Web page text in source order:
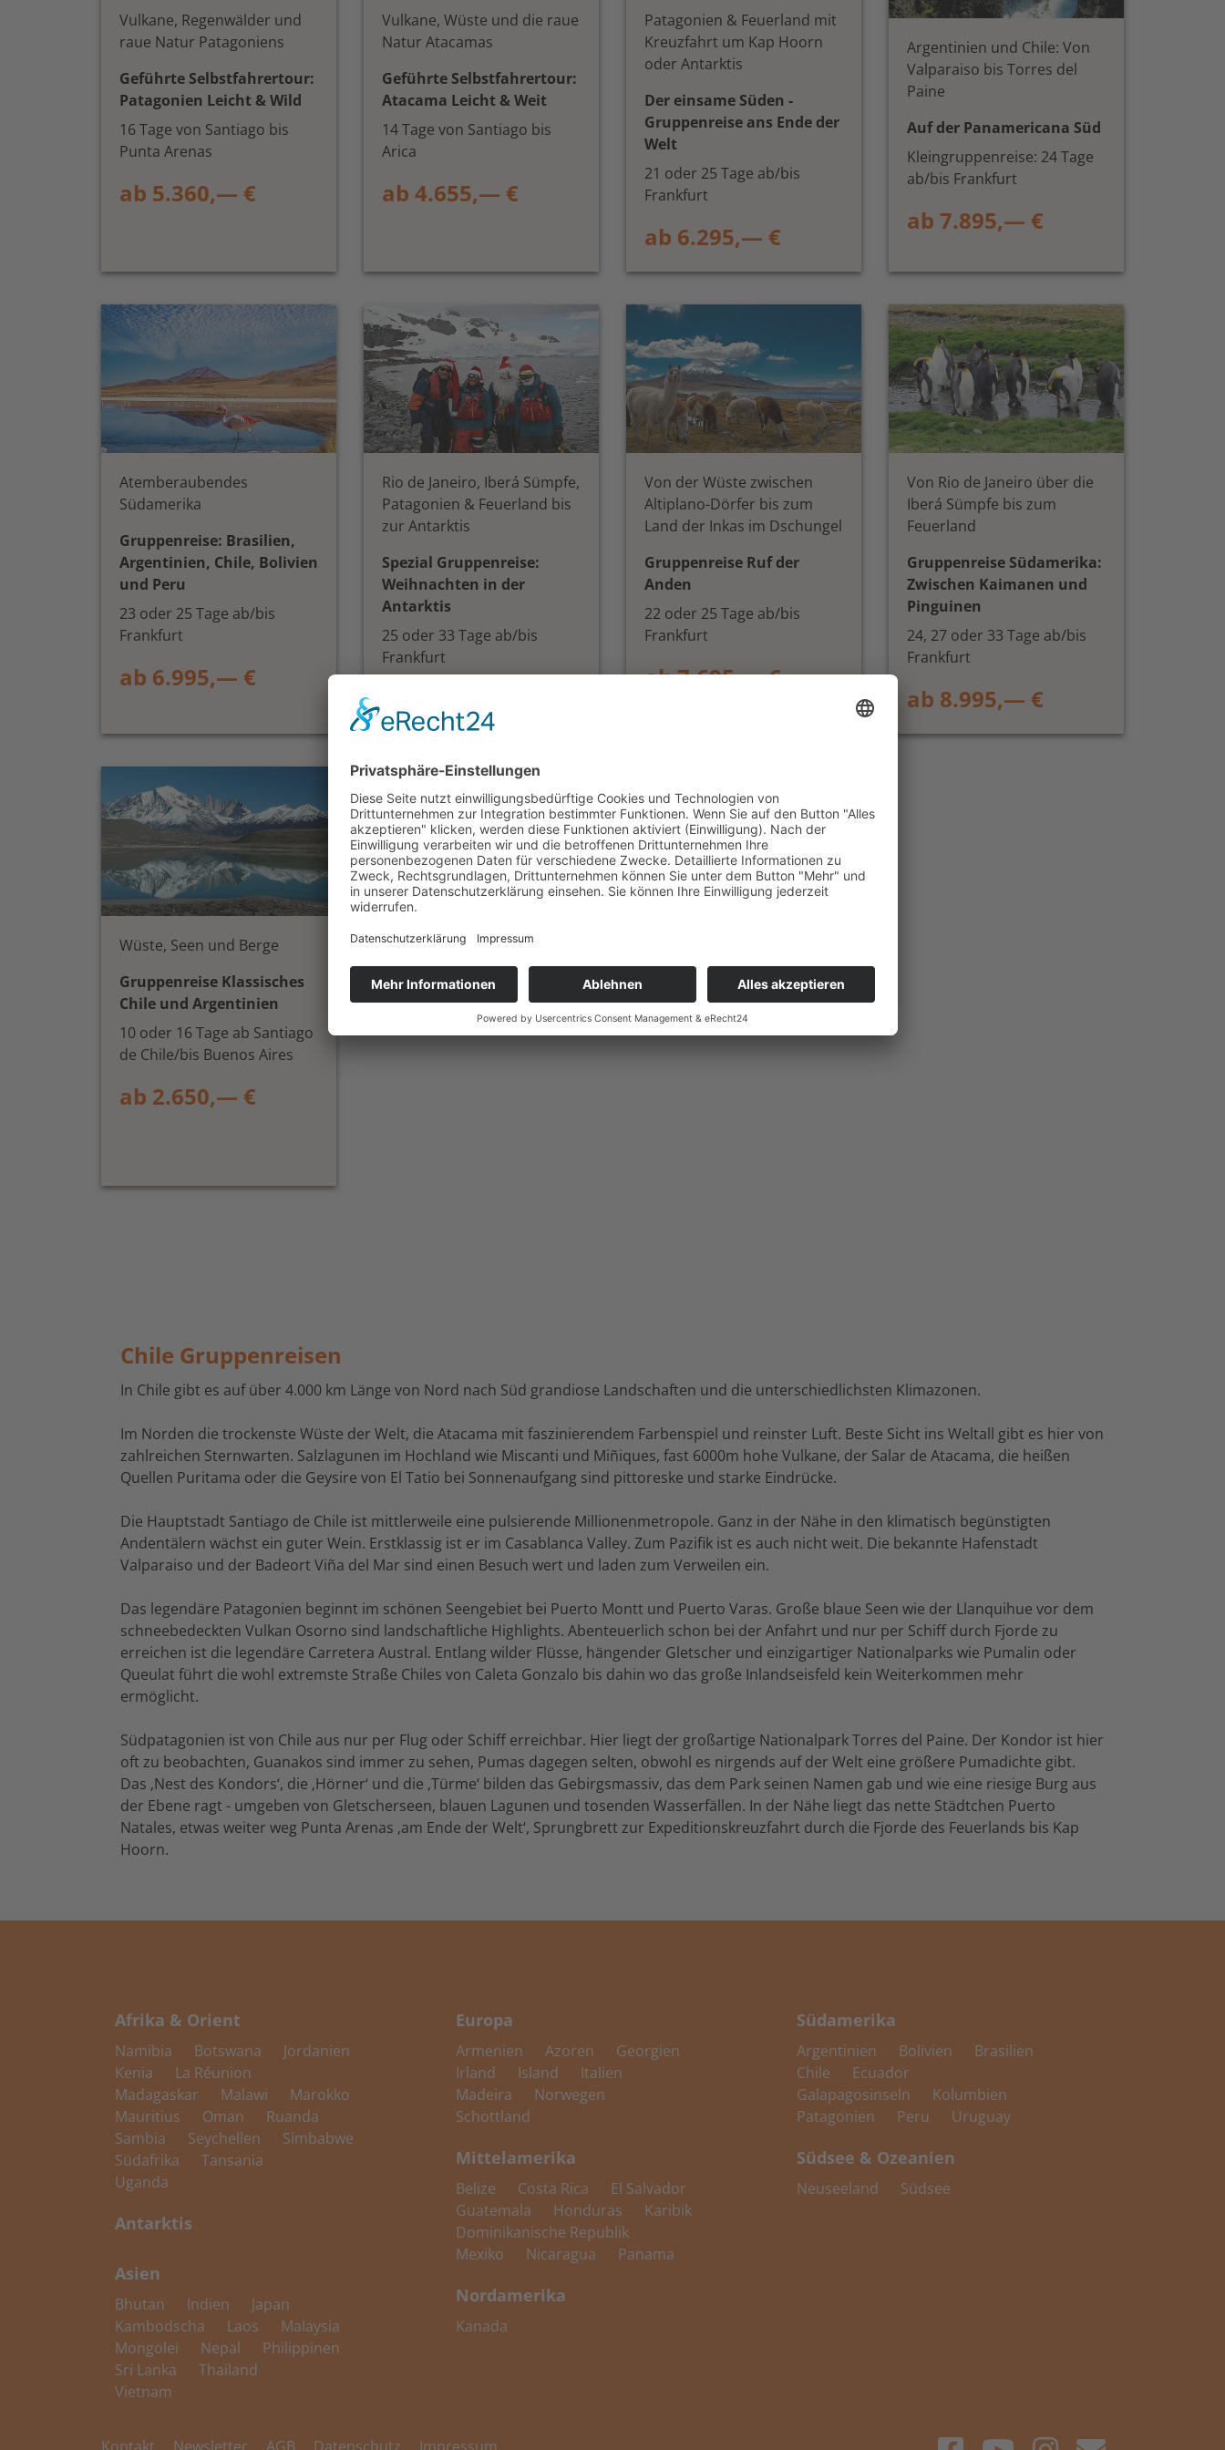
Vulkane, Regenwälder und
raue Natur Patagoniens
Geführte Selbstfahrertour:
Patagonien Leicht & Wild
16 Tage von Santiago bis
Punta Arenas
ab 5.360,— €
Vulkane, Wüste und die raue
Natur Atacamas
Geführte Selbstfahrertour:
Atacama Leicht & Weit
14 Tage von Santiago bis
Arica
ab 4.655,— €
Patagonien & Feuerland mit
Kreuzfahrt um Kap Hoorn
oder Antarktis
Der einsame Süden -
Gruppenreise ans Ende der
Welt
21 oder 25 Tage ab/bis
Frankfurt
ab 6.295,— €
Argentinien und Chile: Von
Valparaiso bis Torres del
Paine
Auf der Panamericana Süd
Kleingruppenreise: 24 Tage
ab/bis Frankfurt
ab 7.895,— €
Atemberaubendes
Südamerika
Gruppenreise: Brasilien,
Argentinien, Chile, Bolivien
und Peru
23 oder 25 Tage ab/bis
Frankfurt
ab 6.995,— €
Rio de Janeiro, Iberá Sümpfe,
Patagonien & Feuerland bis
zur Antarktis
Spezial Gruppenreise:
Weihnachten in der
Antarktis
25 oder 33 Tage ab/bis
Frankfurt
Von der Wüste zwischen
Altiplano-Dörfer bis zum
Land der Inkas im Dschungel
Gruppenreise Ruf der
Anden
22 oder 25 Tage ab/bis
Frankfurt
ab 7.695,— €
Von Rio de Janeiro über die
Iberá Sümpfe bis zum
Feuerland
Gruppenreise Südamerika:
Zwischen Kaimanen und
Pinguinen
24, 27 oder 33 Tage ab/bis
Frankfurt
ab 8.995,— €
Wüste, Seen und Berge
Gruppenreise Klassisches
Chile und Argentinien
10 oder 16 Tage ab Santiago
de Chile/bis Buenos Aires
ab 2.650,— €
Chile Gruppenreisen
In Chile gibt es auf über 4.000 km Länge von Nord nach Süd grandiose Landschaften und die unterschiedlichsten Klimazonen.
Im Norden die trockenste Wüste der Welt, die Atacama mit faszinierendem Farbenspiel und reinster Luft. Beste Sicht ins Weltall gibt es hier von
zahlreichen Sternwarten. Salzlagunen im Hochland wie Miscanti und Miñiques, fast 6000m hohe Vulkane, der Salar de Atacama, die heißen
Quellen Puritama oder die Geysire von El Tatio bei Sonnenaufgang sind pittoreske und starke Eindrücke.
Die Hauptstadt Santiago de Chile ist mittlerweile eine pulsierende Millionenmetropole. Ganz in der Nähe in den klimatisch begünstigten
Andentälern wächst ein guter Wein. Erstklassig ist er im Casablanca Valley. Zum Pazifik ist es auch nicht weit. Die bekannte Hafenstadt
Valparaiso und der Badeort Viña del Mar sind einen Besuch wert und laden zum Verweilen ein.
Das legendäre Patagonien beginnt im schönen Seengebiet bei Puerto Montt und Puerto Varas. Große blaue Seen wie der Llanquihue vor dem
schneebedeckten Vulkan Osorno sind landschaftliche Highlights. Abenteuerlich schon bei der Anfahrt und nur per Schiff durch Fjorde zu
erreichen ist die legendäre Carretera Austral. Entlang wilder Flüsse, hängender Gletscher und einzigartiger Nationalparks wie Pumalin oder
Queulat führt die wohl extremste Straße Chiles von Caleta Gonzalo bis dahin wo das große Inlandseisfeld kein Weiterkommen mehr
ermöglicht.
Südpatagonien ist von Chile aus nur per Flug oder Schiff erreichbar. Hier liegt der großartige Nationalpark Torres del Paine. Der Kondor ist hier
oft zu beobachten, Guanakos sind immer zu sehen, Pumas dagegen selten, obwohl es nirgends auf der Welt eine größere Pumadichte gibt.
Das ‚Nest des Kondors‘, die ‚Hörner‘ und die ‚Türme‘ bilden das Gebirgsmassiv, das dem Park seinen Namen gab und wie eine riesige Burg aus
der Ebene ragt - umgeben von Gletscherseen, blauen Lagunen und tosenden Wasserfällen. In der Nähe liegt das nette Städtchen Puerto
Natales, etwas weiter weg Punta Arenas ‚am Ende der Welt‘, Sprungbrett zur Expeditionskreuzfahrt durch die Fjorde des Feuerlands bis Kap
Hoorn.
Afrika & Orient
Namibia Botswana
Jordanien
Kenia
La Réunion
Madagaskar
Malawi
Marokko
Mauritius
Oman
Ruanda
Sambia
Seychellen
Simbabwe
Südafrika
Tansania
Uganda
Antarktis
Asien
Bhutan Indien
Japan
Kambodscha
Laos
Malaysia
Mongolei
Nepal
Philippinen
Sri Lanka
Thailand
Vietnam
Europa
Armenien Azoren
Georgien
Irland
Island
Italien
Madeira
Norwegen
Schottland
Mittelamerika
Belize Costa Rica
El Salvador
Guatemala
Honduras
Karibik
Dominikanische Republik
Mexiko
Nicaragua Panama
Nordamerika
Kanada
Südamerika
Argentinien Bolivien
Brasilien
Chile
Ecuador
Galapagosinseln
Kolumbien
Patagonien
Peru Uruguay
Südsee & Ozeanien
Neuseeland Südsee